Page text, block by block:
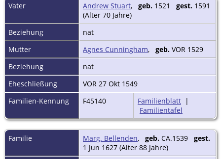
Vater Andrew Stuart, geb. 1521 gest. 1591
(Alter 70 Jahre)
Beziehung
nat
Mutter
Agnes Cunningham, geb. VOR 1529
Beziehung
nat
Eheschließung
VOR 27 Okt 1549
Familien-Kennung
F45140 Familienblatt |
Familientafel
Familie Marg. Bellenden, geb. CA.1539 gest.
1 Jun 1627 (Alter 88 Jahre)